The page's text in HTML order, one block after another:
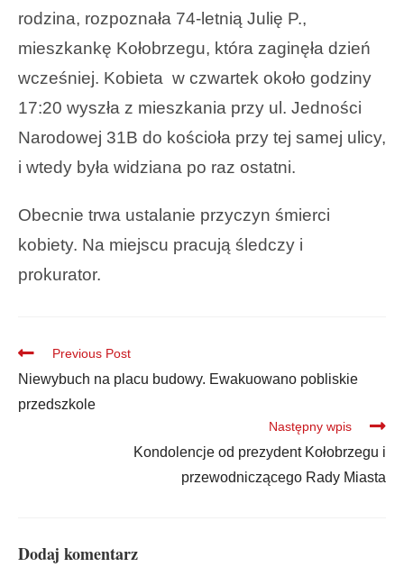
rodzina, rozpoznała 74-letnią Julię P.,
mieszkankę Kołobrzegu, która zaginęła dzień
wcześniej. Kobieta w czwartek około godziny
17:20 wyszła z mieszkania przy ul. Jedności
Narodowej 31B do kościoła przy tej samej ulicy,
i wtedy była widziana po raz ostatni.
Obecnie trwa ustalanie przyczyn śmierci
kobiety. Na miejscu pracują śledczy i
prokurator.
Previous Post
Niewybuch na placu budowy. Ewakuowano pobliskie
przedszkole
Następny wpis
Kondolencje od prezydent Kołobrzegu i
przewodniczącego Rady Miasta
Dodaj komentarz